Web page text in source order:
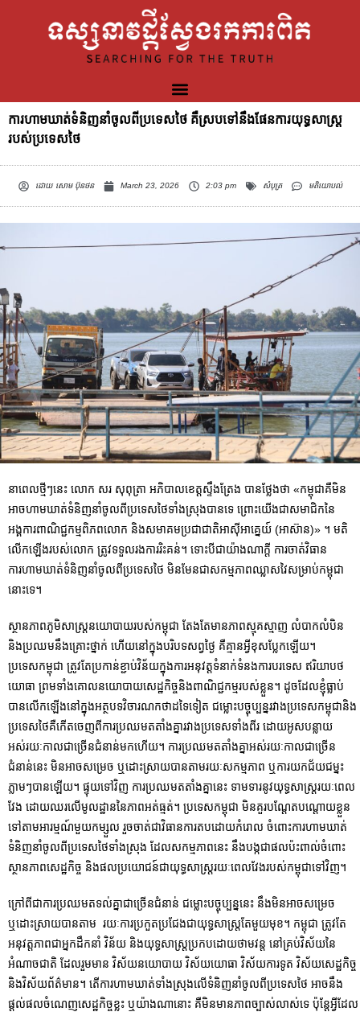
ការហាមឃាត់ទំនិញនាំចូលពីប្រទេសថៃ គឺស្របទៅនឹងផែនការយុទ្ធសាស្ត្រ
របស់ប្រទេសថៃ
ដោយសោម ប៊ុនថន March 23, 2026 2:03 pm សំបុត្រ មតិយោបល់
នាពេលថ្មីៗនេះ លោក សរ សុពុត្រា អភិបាលខេត្តស្ទឹងត្រែង បាន​ថ្លែងថា «កម្ពុជាគឺមិន
អាច​ហាមឃាត់​ទំនិញនាំចូលពីប្រទេស​ថៃទាំងស្រុងបានទេ ព្រោះយើងជាសមាជិកនៃ
អង្គការ​ពាណិជ្ជកម្មពិភពលោក និង​សមាគមប្រជាជាតិអាស៊ីអាគ្នេយ៍ (អាស៊ាន)» ។ មតិ
លើកឡើងរបស់លោក ត្រូវទទួលរងការរិះគន់។ ទោះបីជាយ៉ាងណាក្តី ការចាត់វិធាន
ការហាមឃាត់ទំនិញនាំចូលពីប្រទេសថៃ មិនមែនជាសកម្មភាព​ឈ្លាសវៃសម្រាប់​កម្ពុជា​
នោះទេ។
ស្ថានភាពភូមិសាស្ត្រនយោបាយ​របស់​កម្ពុជា តែងតែមានភាពស្មុគស្មាញ លំបាកលំបិន
និង​ប្រឈមនឹង​គ្រោះថ្នាក់ ហើយ​នៅក្នុង​បរិបទសព្វថ្ងៃ គឺគ្មានអ្វីខុសប្លែកឡើយ។
ប្រទេសកម្ពុជា ត្រូវតែ​ប្រកាន់ខ្ជាប់វិន័យ​ក្នុងការ​អនុវត្ត​ទំនាក់ទំនងការបរទេស​ ឥរិយាបថ
យោធា ព្រមទាំងគោលនយោបាយសេដ្ឋកិច្ច​និងពាណិជ្ជកម្ម​របស់​ខ្លួន។ ដូច​ដែលខ្ញុំ​ធ្លាប់
បាន​លើកឡើង​នៅក្នុង​អត្ថបទវិចារណកថា​ដទៃទៀត ជម្លោះបច្ចុប្បន្នរវាង​ប្រទេស​កម្ពុជានិង
ប្រទេសថៃគឺកើតចេញពីការ​ប្រឈមតតាំងគ្នារវាងប្រទេសទាំងពី​រ ដោយអូសបន្លាយ​
អស់រយៈកាលជាច្រើនជំនាន់មកហើយ។ ការប្រឈមតតាំងគ្នា​អស់រយៈកាលជាច្រើន
ជំនាន់នេះ មិនអាច​សម្រេច ឬដោះស្រាយបាន​តាមរយៈ​សកម្មភាព ឬការយកជ័យជម្នះ
ភ្លាមៗបានឡើយ។ ផ្ទុយទៅវិញ ការប្រឈមតតាំងគ្នានេះ ទាមទារនូវ​យុទ្ធសាស្ត្រ​រយៈពេល
វែង ដោយឈរលើ​មូលដ្ឋាននៃភាពអត់ធ្មត់។ ប្រទេសកម្ពុជា មិនគួរបណ្តែតបណ្តោយខ្លួន​
ទៅតាម​អារម្មណ៍មួយកម្សួល រួចចាត់ជាវិធានការ​តបដោយកំរោល ចំពោះការ​ហាមឃាត់​
ទំនិញនាំចូលពីប្រទេសថៃ​ទាំងស្រុង ដែលសកម្មភាពនេះ នឹងបង្កជា​ផលប៉ះពាល់ចំពោះ
ស្ថានភាព​សេដ្ឋកិច្ច និងផល​ប្រយោជន៍ជាយុទ្ធសាស្ត្រ​រយៈពេលវែង​របស់កម្ពុជាទៅវិញ។
ក្រៅពីជាការប្រឈមតទល់គ្នា​ជាច្រើនជំនាន់ ជម្លោះបច្ចុប្បន្ននេះ នឹងមិនអាចសម្រេច
ឬដោះស្រាយបានតាម រយៈការ​ប្រកួតប្រជែងជាយុទ្ធសាស្ត្រតែមួយមុខ។ កម្ពុជា ត្រូវតែ
អនុវត្តភាពជាអ្នកដឹកនាំ វិន័យ និងយុទ្ធសាស្ត្រប្រកបដោយថាមវន្ត នៅគ្រប់វិស័យ​នៃ​
អំណាចជាតិ ដែលរួមមាន វិស័យនយោបាយ វិស័យយោធា វិស័យការទូត វិស័យសេដ្ឋកិច្ច
និងវិស័យព័ត៌មាន។ តើការហាមឃាត់ទាំងស្រុងលើទំនិញនាំចូលពីប្រទេសថៃ អាចនឹង
ផ្ដល់ផលចំណេញសេដ្ឋកិច្ចខ្លះ ឬយ៉ាងណានោះ គឺមិនមានភាពច្បាស់លាស់ទេ ប៉ុន្តែអ្វីដែល